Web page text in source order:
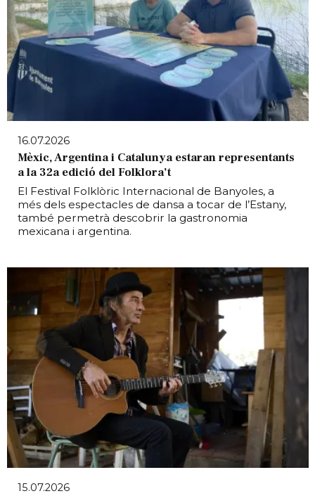
16.07.2026
Mèxic, Argentina i Catalunya estaran representants
a la 32a edició del Folklora’t
El Festival Folklòric Internacional de Banyoles, a
més dels espectacles de dansa a tocar de l’Estany,
també permetrà descobrir la gastronomia
mexicana i argentina.
15.07.2026